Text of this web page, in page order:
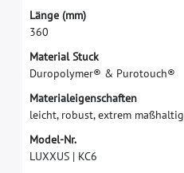
Länge (mm)
360
Material Stuck
Duropolymer® & Purotouch®
Materialeigenschaften
leicht, robust, extrem maßhaltig
Model-Nr.
LUXXUS | KC6